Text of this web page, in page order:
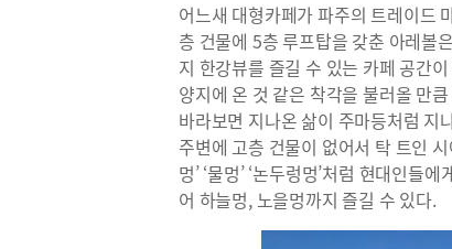
어느새 대형카페가 파주의 트레이드
층 건물에 5층 루프탑을 갖춘 아레볼
지 한강뷰를 즐길 수 있는 카페 공간
양지에 온 것 같은 착각을 불러올 만
바라보면 지나온 삶이 주마등처럼 지
주변에 고층 건물이 없어서 탁 트인
멍’ ‘물멍’ ‘논두렁멍’처럼 현대인들
어 하늘멍, 노을멍까지 즐길 수 있다.